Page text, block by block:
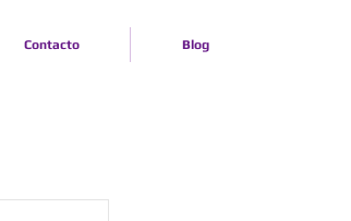
Contacto Blog